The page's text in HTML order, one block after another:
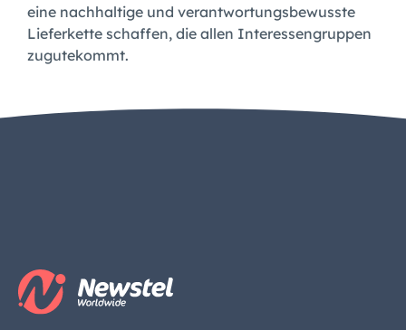
eine nachhaltige und verantwortungsbewusste
Lieferkette schaffen, die allen Interessengruppen
zugutekommt.